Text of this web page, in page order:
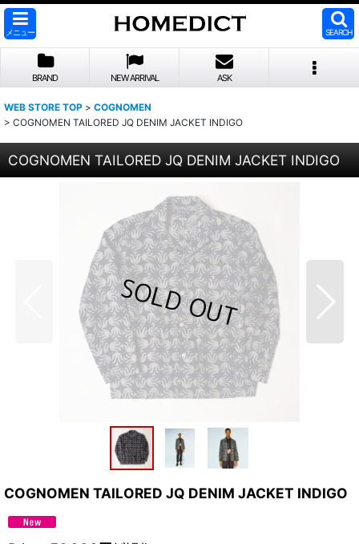
メニュー SEARCH
BRAND NEW ARRIVAL ASK
WEB STORE TOP > COGNOMEN
> COGNOMEN TAILORED JQ DENIM JACKET INDIGO
COGNOMEN TAILORED JQ DENIM JACKET INDIGO
COGNOMEN TAILORED JQ DENIM JACKET INDIGO